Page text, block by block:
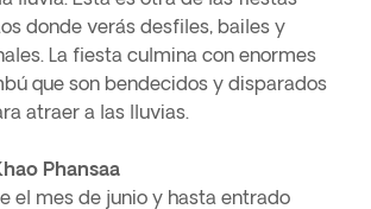
donde verás desfiles, bailes y
La fiesta culmina con enormes
que son bendecidos y disparados
atraer a las lluvias.
Phansaa
el mes de junio y hasta entrado